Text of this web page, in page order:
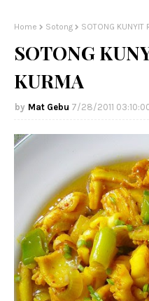
Home Sotong SOTONG KUNYIT
SOTONG
KURMA
Mat Gebu 7/28/2011